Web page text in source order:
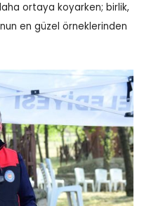
ortaya koyarken; birlik,
en güzel örneklerinden